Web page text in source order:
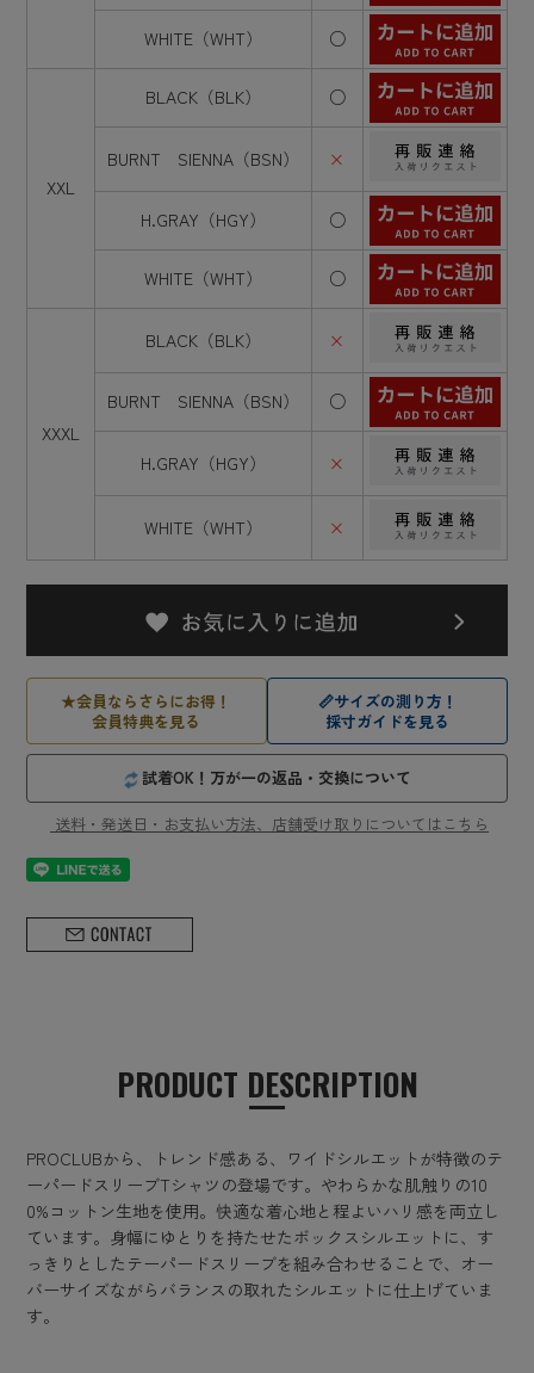
WHITE（WHT） ○
XXL
BLACK（BLK） ○
BURNT SIENNA（BSN） ×
H.GRAY（HGY） ○
WHITE（WHT） ○
XXXL
BLACK（BLK） ×
BURNT SIENNA（BSN） ○
H.GRAY（HGY） ×
WHITE（WHT） ×
★会員ならさらにお得！
会員特典を見る
📏サイズの測り方！
採寸ガイドを見る
試着OK！万が一の返品・交換について
送料・発送日・お支払い方法、店舗受け取りについてはこちら
PRODUCT DESCRIPTION
PROCLUBから、トレンド感ある、ワイドシルエットが特徴のテ
ーパードスリーブTシャツの登場です。やわらかな肌触りの10
0%コットン生地を使用。快適な着心地と程よいハリ感を両立し
ています。身幅にゆとりを持たせたボックスシルエットに、す
っきりとしたテーパードスリーブを組み合わせることで、オー
バーサイズながらバランスの取れたシルエットに仕上げていま
す。